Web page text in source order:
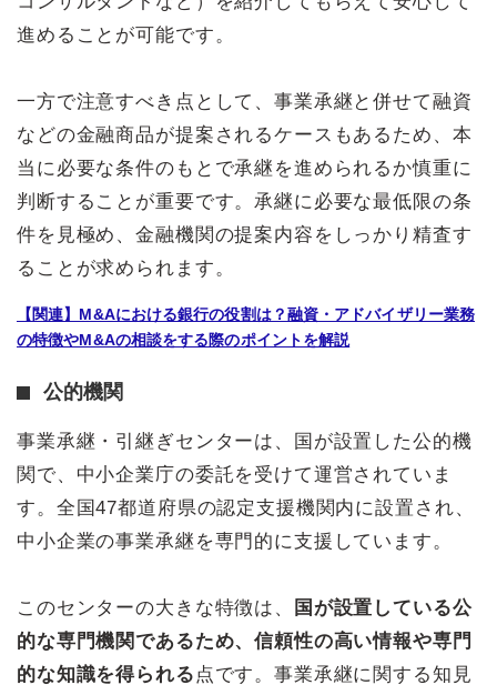
進めることが可能です。
一方で注意すべき点として、事業承継と併せて融資
などの金融商品が提案されるケースもあるため、本
当に必要な条件のもとで承継を進められるか慎重に
判断することが重要です。承継に必要な最低限の条
件を見極め、金融機関の提案内容をしっかり精査す
ることが求められます。
【関連】M&Aにおける銀行の役割は？融資・アドバイザリー業務
の特徴やM&Aの相談をする際のポイントを解説
公的機関
事業承継・引継ぎセンターは、国が設置した公的機
関で、中小企業庁の委託を受けて運営されていま
す。全国47都道府県の認定支援機関内に設置され、
中小企業の事業承継を専門的に支援しています。
このセンターの大きな特徴は、
国が設置している公
的な専門機関であるため、信頼性の高い情報や専門
的な知識を得られる 点です。事業承継に関する知見